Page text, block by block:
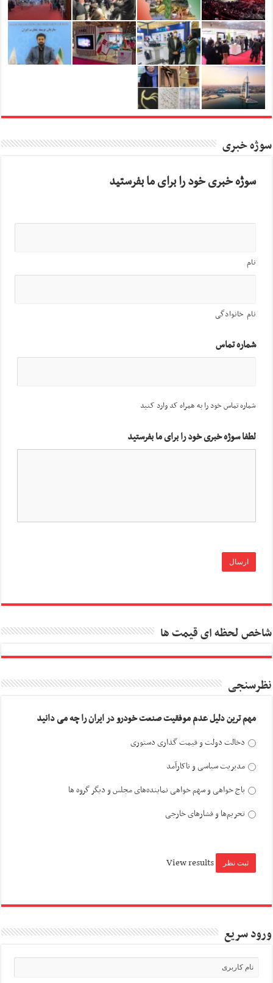
سوژه خبری
سوژه خبری خود را برای ما بفرستید
نام
نام خانوادگی
شماره تماس
شماره تماس خود را به همراه کد وارد کنید
لطفا سوژه خبری خود را برای ما بفرستید
شاخص لحظه ای قیمت ها
نظرسنجی
مهم ترین دلیل عدم موفقیت صنعت خودرو در ایران را چه می دانید
دخالت دولت و قیمت گذاری دستوری
مدیریت سیاسی و ناکارآمد
باج خواهی و سهم خواهی نماینده‌های مجلس و دیگر گروه ها
تحریم‌ها و فشارهای خارجی
View results
ورود سریع